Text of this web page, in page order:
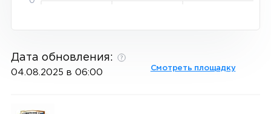
Дата обновления:
04.08.2025 в 06:00 Смотреть площадку